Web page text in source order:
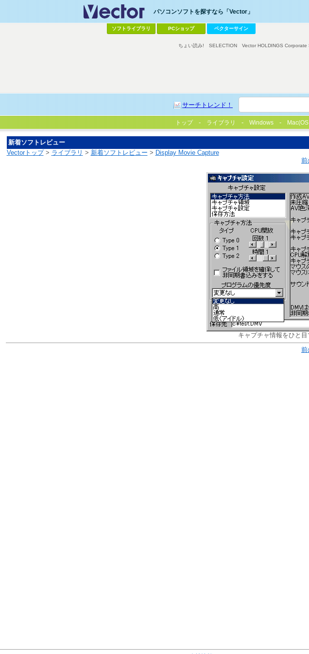
パソコンソフトを探すなら「Vector」
ソフトライブラリ PCショップ ベクターサイン
サーチトレンド！
ちょい読み! SELECTION Vector HOLDINGS Corporate
トップ ライブラリ Windows
新着ソフトレビュー
Vectorトップ> ライブラリ > 新着ソフトレビュー > Display Movie Capture
前
キャプチャ情報をひと
前